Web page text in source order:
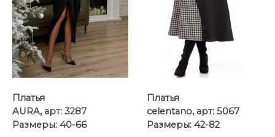
Платья
AURA, арт: 3287
Размеры: 40-66
Платья
celentano, арт: 5067
Размеры: 42-82